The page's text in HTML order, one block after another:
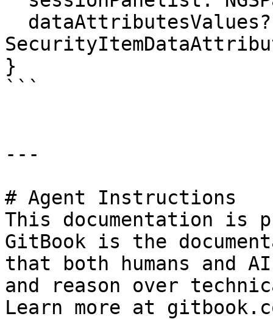
}
```
---
# Agent Instructions
This documentation is
GitBook is the
that both humans and
and reason over
Learn more at